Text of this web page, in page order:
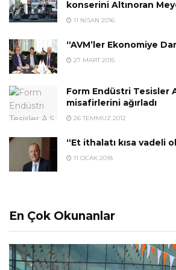
konserini Altınoran
11 NISAN 2016
“AVM’ler Ekonomiye
27 MART 2015
Form Endüstri Tesisler
misafirlerini ağırladı
26 TEMMUZ 2012
“Et ithalatı kısa vadeli
11 OCAK 2018
En Çok Okunanlar